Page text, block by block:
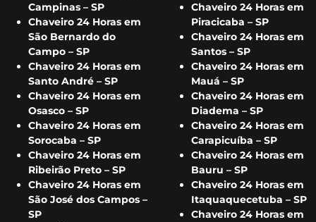
Campinas – SP
Chaveiro 24 Horas em
São Bernardo do
Campo – SP
Chaveiro 24 Horas em
Santo André – SP
Chaveiro 24 Horas em
Osasco – SP
Chaveiro 24 Horas em
Sorocaba – SP
Chaveiro 24 Horas em
Ribeirão Preto – SP
Chaveiro 24 Horas em
São José dos Campos –
SP
Chaveiro 24 Horas em
Piracicaba – SP
Chaveiro 24 Horas em
Santos – SP
Chaveiro 24 Horas em
Mauá – SP
Chaveiro 24 Horas em
Diadema – SP
Chaveiro 24 Horas em
Carapicuíba – SP
Chaveiro 24 Horas em
Bauru – SP
Chaveiro 24 Horas em
Itaquaquecetuba – SP
Chaveiro 24 Horas em